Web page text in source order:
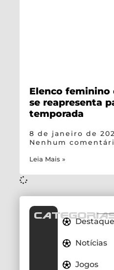
Elenco feminino
se reapresenta
temporada
8 de janeiro de
Nenhum
Leia Mais »
Notícias
Jogos